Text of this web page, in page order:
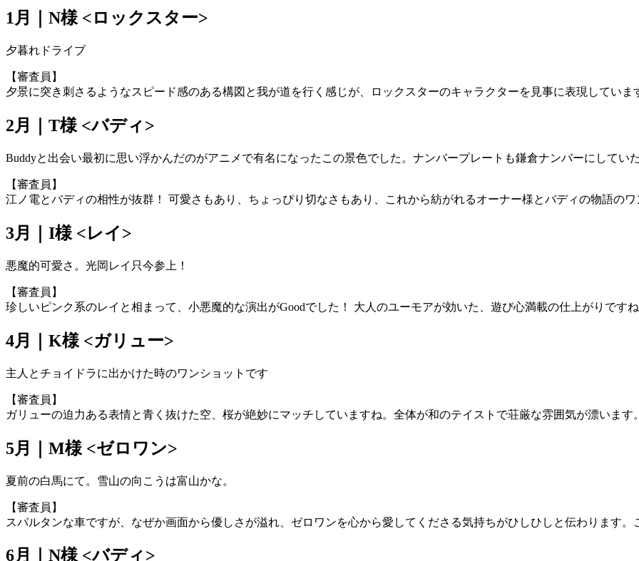
1月｜N様 <ロックスター>
夕暮れドライブ
【審査員】
夕景に突き刺さるようなスピード感のある構図と我が道を行く感じが、ロックスターのキャラクターを見事に表現していま
2月｜T様 <バディ>
Buddyと出会い最初に思い浮かんだのがアニメで有名になったこの景色でした。ナンバープレートも鎌倉ナンバーにしてい
【審査員】
江ノ電とバディの相性が抜群！ 可愛さもあり、ちょっぴり切なさもあり、これから紡がれるオーナー様とバディの物語のワ
3月｜I様 <レイ>
悪魔的可愛さ。光岡レイ只今参上！
【審査員】
珍しいピンク系のレイと相まって、小悪魔的な演出がGoodでした！ 大人のユーモアが効いた、遊び心満載の仕上がりですね
4月｜K様 <ガリュー>
主人とチョイドラに出かけた時のワンショットです
【審査員】
ガリューの迫力ある表情と青く抜けた空、桜が絶妙にマッチしていますね。全体が和のテイストで荘厳な雰囲気が漂います。
5月｜M様 <ゼロワン>
夏前の白馬にて。雪山の向こうは富山かな。
【審査員】
スパルタンな車ですが、なぜか画面から優しさが溢れ、ゼロワンを心から愛してくださる気持ちがひしひしと伝わります。
6月｜N様 <バディ>